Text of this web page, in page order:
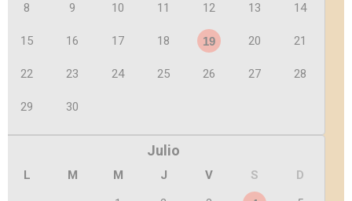
8 9 10 11 12 13 14
15 16 17 18 19 20 21
22 23 24 25 26 27 28
29 30
Julio
L M M J V S
D